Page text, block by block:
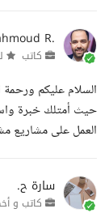
R.
كاتب
السلام عليكم ورحمة
حيث أمتلك خبرة
العمل على مشاريع
سارة ح.
كاتب و